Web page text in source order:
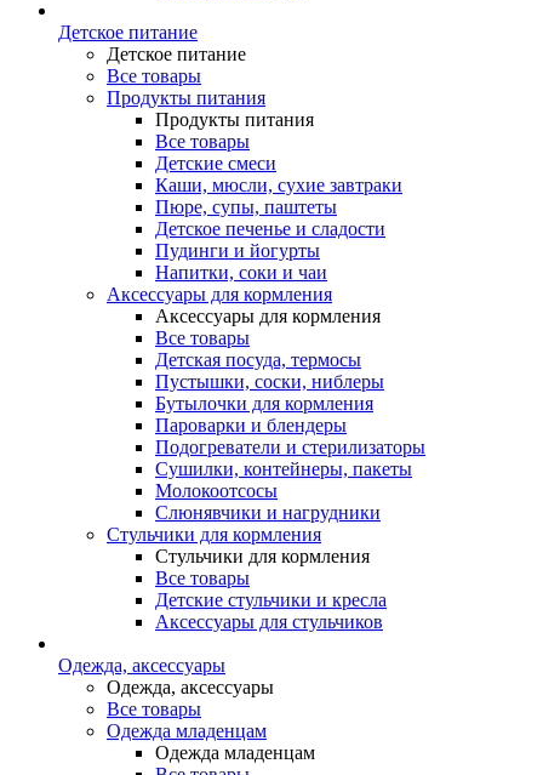
Детское питание
Детское питание
Все товары
Продукты питания
Продукты питания
Все товары
Детские смеси
Каши, мюсли, сухие завтраки
Пюре, супы, паштеты
Детское печенье и сладости
Пудинги и йогурты
Напитки, соки и чаи
Аксессуары для кормления
Аксессуары для кормления
Все товары
Детская посуда, термосы
Пустышки, соски, ниблеры
Бутылочки для кормления
Пароварки и блендеры
Подогреватели и стерилизаторы
Сушилки, контейнеры, пакеты
Молокоотсосы
Слюнявчики и нагрудники
Стульчики для кормления
Стульчики для кормления
Все товары
Детские стульчики и кресла
Аксессуары для стульчиков
Одежда, аксессуары
Одежда, аксессуары
Все товары
Одежда младенцам
Одежда младенцам